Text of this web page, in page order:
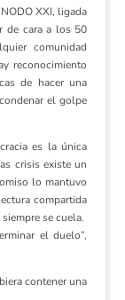
XXI, ligada
de cara a los 50
comunidad
reconocimiento
de hacer una
el golpe
es la única
crisis existe un
lo mantuvo
compartida
se cuela.
el duelo”,
contener una